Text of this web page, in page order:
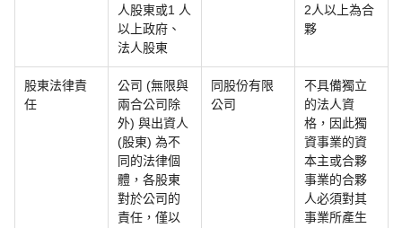
人股東或1 人
以上政府、
法人股東
2人以上為合
夥
股東法律責
任
公司 (無限與
兩合公司除
外) 與出資人
(股東) 為不
同的法律個
體，各股東
對於公司的
責任，僅以
同股份有限
公司
不具備獨立
的法人資
格，因此獨
資事業的資
本主或合夥
事業的合夥
人必須對其
事業所產生